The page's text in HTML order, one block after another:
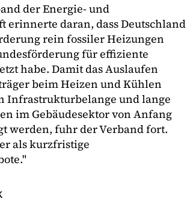
der Energie- und
erinnerte daran, dass Deutschland
rein fossiler Heizungen
für effiziente
habe. Damit das Auslaufen
beim Heizen und Kühlen
Infrastrukturbelange und lange
im Gebäudesektor von Anfang
werden, fuhr der Verband fort.
als kurzfristige